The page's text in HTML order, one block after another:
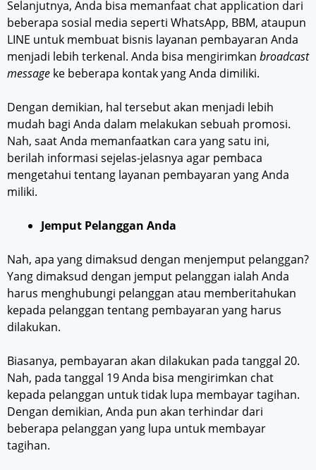
Selanjutnya, Anda bisa memanfaat chat application dari
beberapa sosial media seperti WhatsApp, BBM, ataupun
LINE untuk membuat bisnis layanan pembayaran Anda
menjadi lebih terkenal. Anda bisa mengirimkan broadcast
message ke beberapa kontak yang Anda dimiliki.
Dengan demikian, hal tersebut akan menjadi lebih
mudah bagi Anda dalam melakukan sebuah promosi.
Nah, saat Anda memanfaatkan cara yang satu ini,
berilah informasi sejelas-jelasnya agar pembaca
mengetahui tentang layanan pembayaran yang Anda
miliki.
Jemput Pelanggan Anda
Nah, apa yang dimaksud dengan menjemput pelanggan?
Yang dimaksud dengan jemput pelanggan ialah Anda
harus menghubungi pelanggan atau memberitahukan
kepada pelanggan tentang pembayaran yang harus
dilakukan.
Biasanya, pembayaran akan dilakukan pada tanggal 20.
Nah, pada tanggal 19 Anda bisa mengirimkan chat
kepada pelanggan untuk tidak lupa membayar tagihan.
Dengan demikian, Anda pun akan terhindar dari
beberapa pelanggan yang lupa untuk membayar
tagihan.